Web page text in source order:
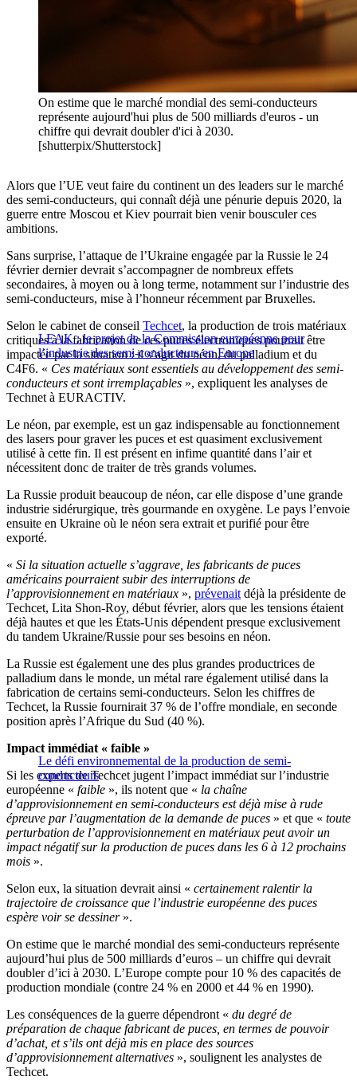
On estime que le marché mondial des semi-conducteurs
représente aujourd'hui plus de 500 milliards d'euros - un
chiffre qui devrait doubler d'ici à 2030.
[shutterpix/Shutterstock]
Alors que l’UE veut faire du continent un des leaders sur le marché
des semi-conducteurs, qui connaît déjà une pénurie depuis 2020, la
guerre entre Moscou et Kiev pourrait bien venir bousculer ces
ambitions.
Sans surprise, l’attaque de l’Ukraine engagée par la Russie le 24
février dernier devrait s’accompagner de nombreux effets
secondaires, à moyen ou à long terme, notamment sur l’industrie des
semi-conducteurs, mise à l’honneur récemment par Bruxelles.
LEAK : le projet de la Commission européenne pour
l’industrie des semi-conducteurs en Europe
Selon le cabinet de conseil Techcet, la production de trois matériaux
critiques à la fabrication de ces puces électroniques pourrait être
impactée par la situation : il s’agit du néon, du palladium et du
C4F6. « Ces matériaux sont essentiels au développement des semi-
conducteurs et sont irremplaçables », expliquent les analyses de
Technet à EURACTIV.
Le néon, par exemple, est un gaz indispensable au fonctionnement
des lasers pour graver les puces et est quasiment exclusivement
utilisé à cette fin. Il est présent en infime quantité dans l’air et
nécessitent donc de traiter de très grands volumes.
La Russie produit beaucoup de néon, car elle dispose d’une grande
industrie sidérurgique, très gourmande en oxygène. Le pays l’envoie
ensuite en Ukraine où le néon sera extrait et purifié pour être
exporté.
« Si la situation actuelle s’aggrave, les fabricants de puces
américains pourraient subir des interruptions de
l’approvisionnement en matériaux », prévenait déjà la présidente de
Techcet, Lita Shon-Roy, début février, alors que les tensions étaient
déjà hautes et que les États-Unis dépendent presque exclusivement
du tandem Ukraine/Russie pour ses besoins en néon.
La Russie est également une des plus grandes productrices de
palladium dans le monde, un métal rare également utilisé dans la
fabrication de certains semi-conducteurs. Selon les chiffres de
Techcet, la Russie fournirait 37 % de l’offre mondiale, en seconde
position après l’Afrique du Sud (40 %).
Le défi environnemental de la production de semi-
conducteurs
Impact immédiat « faible »
Si les experts de Techcet jugent l’impact immédiat sur l’industrie
européenne « faible », ils notent que « la chaîne
d’approvisionnement en semi-conducteurs est déjà mise à rude
épreuve par l’augmentation de la demande de puces » et que « toute
perturbation de l’approvisionnement en matériaux peut avoir un
impact négatif sur la production de puces dans les 6 à 12 prochains
mois ».
Selon eux, la situation devrait ainsi « certainement ralentir la
trajectoire de croissance que l’industrie européenne des puces
espère voir se dessiner».
On estime que le marché mondial des semi-conducteurs représente
aujourd’hui plus de 500 milliards d’euros – un chiffre qui devrait
doubler d’ici à 2030. L’Europe compte pour 10 % des capacités de
production mondiale (contre 24 % en 2000 et 44 % en 1990).
Les conséquences de la guerre dépendront « du degré de
préparation de chaque fabricant de puces, en termes de pouvoir
d’achat, et s’ils ont déjà mis en place des sources
d’approvisionnement alternatives », soulignent les analystes de
Techcet.